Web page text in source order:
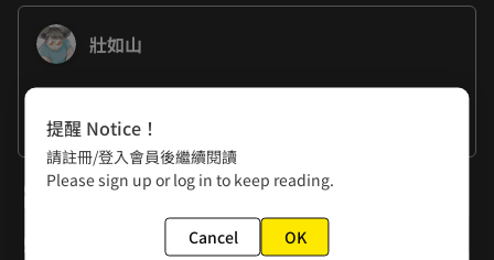
壯如山
穿衣顯瘦，脫衣有肉
下一話
第52話 唐朝篇·續5
提醒 Notice！
請註冊/登入會員後繼續閱讀
Please sign up or log in to keep reading.
Cancel OK